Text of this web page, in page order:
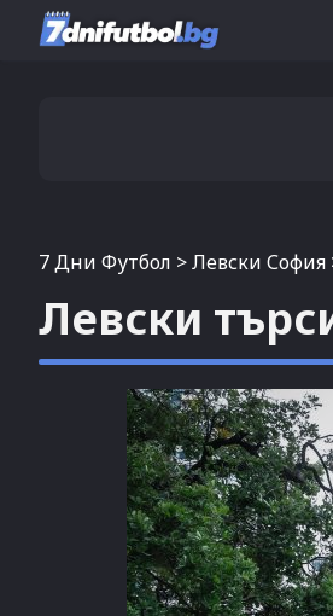
7 Дни Футбол >Левски София
Левски